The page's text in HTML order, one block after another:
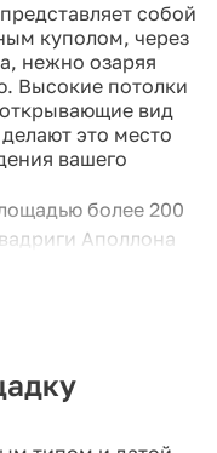
собой
куполом, через
нежно озаряя
Высокие потолки
вид
это место
вашего
более 200
Аполлона
в стиле
музей,